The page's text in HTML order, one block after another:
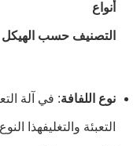
أنواع
التصنيف حسب الهيكل
نوع اللفافة: في آلة